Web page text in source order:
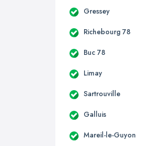
Gressey
Richebourg 78
Buc 78
Limay
Sartrouville
Galluis
Mareil-le-Guyon